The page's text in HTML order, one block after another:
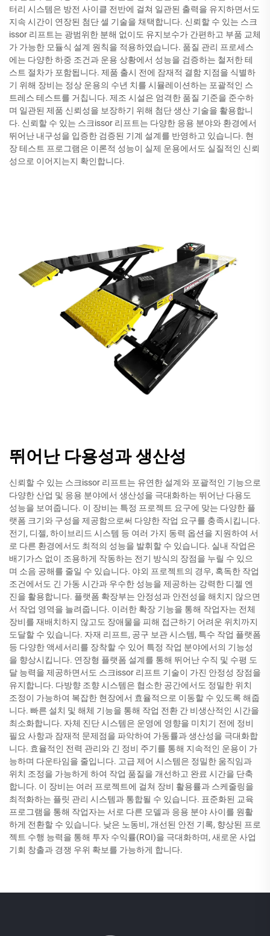
터리 시스템은 방전 사이클 전반에 걸쳐 일관된 출력을 유지하면서도
지속 시간이 연장된 첨단 셀 기술을 채택합니다. 신뢰할 수 있는 스크
issor 리프트는 광범위한 분해 없이도 유지보수가 간편하고 부품 교체
가 가능한 모듈식 설계 원칙을 적용하였습니다. 품질 관리 프로세스
에는 다양한 하중 조건과 운용 상황에서 성능을 검증하는 철저한 테
스트 절차가 포함됩니다. 제품 출시 전에 잠재적 결함 지점을 식별하
기 위해 장비는 정상 운용의 수년 치를 시뮬레이션하는 포괄적인 스
트레스 테스트를 거칩니다. 제조 시설은 엄격한 품질 기준을 준수하
며 일관된 제품 신뢰성을 보장하기 위해 첨단 생산 기술을 활용합니
다. 신뢰할 수 있는 스크issor 리프트는 다양한 응용 분야와 환경에서
뛰어난 내구성을 입증한 검증된 기계 설계를 반영하고 있습니다. 현
장 테스트 프로그램은 이론적 성능이 실제 운용에서도 실질적인 신뢰
성으로 이어지는지 확인합니다.
뛰어난 다용성과 생산성
신뢰할 수 있는 스크issor 리프트는 유연한 설계와 포괄적인 기능으로
다양한 산업 및 응용 분야에서 생산성을 극대화하는 뛰어난 다용도
성능을 보여줍니다. 이 장비는 특정 프로젝트 요구에 맞는 다양한 플
랫폼 크기와 구성을 제공함으로써 다양한 작업 요구를 충족시킵니다.
전기, 디젤, 하이브리드 시스템 등 여러 가지 동력 옵션을 지원하여 서
로 다른 환경에서도 최적의 성능을 발휘할 수 있습니다. 실내 작업은
배기가스 없이 조용하게 작동하는 전기 방식의 장점을 누릴 수 있으
며 소음 공해를 줄일 수 있습니다. 야외 프로젝트의 경우, 혹독한 작업
조건에서도 긴 가동 시간과 우수한 성능을 제공하는 강력한 디젤 엔
진을 활용합니다. 플랫폼 확장부는 안정성과 안전성을 해치지 않으면
서 작업 영역을 늘려줍니다. 이러한 확장 기능을 통해 작업자는 전체
장비를 재배치하지 않고도 장애물을 피해 접근하기 어려운 위치까지
도달할 수 있습니다. 자재 리프트, 공구 보관 시스템, 특수 작업 플랫폼
등 다양한 액세서리를 장착할 수 있어 특정 작업 분야에서의 기능성
을 향상시킵니다. 연장형 플랫폼 설계를 통해 뛰어난 수직 및 수평 도
달 능력을 제공하면서도 스크issor 리프트 기술이 가진 안정성 장점을
유지합니다. 다방향 조향 시스템은 협소한 공간에서도 정밀한 위치
조정이 가능하여 복잡한 현장에서 효율적으로 이동할 수 있도록 해줍
니다. 빠른 설치 및 해체 기능을 통해 작업 전환 간 비생산적인 시간을
최소화합니다. 자체 진단 시스템은 운영에 영향을 미치기 전에 정비
필요 사항과 잠재적 문제점을 파악하여 가동률과 생산성을 극대화합
니다. 효율적인 전력 관리와 긴 정비 주기를 통해 지속적인 운용이 가
능하며 다운타임을 줄입니다. 고급 제어 시스템은 정밀한 움직임과
위치 조정을 가능하게 하여 작업 품질을 개선하고 완료 시간을 단축
합니다. 이 장비는 여러 프로젝트에 걸쳐 장비 활용률과 스케줄링을
최적화하는 플릿 관리 시스템과 통합될 수 있습니다. 표준화된 교육
프로그램을 통해 작업자는 서로 다른 모델과 응용 분야 사이를 원활
하게 전환할 수 있습니다. 낮은 노동비, 개선된 안전 기록, 향상된 프로
젝트 수행 능력을 통해 투자 수익률(ROI)을 극대화하며, 새로운 사업
기회 창출과 경쟁 우위 확보를 가능하게 합니다.